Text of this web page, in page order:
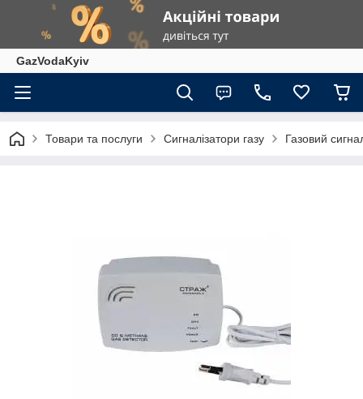
GazVodaKyiv
Товари та послуги Сигналізатори газу Газовий